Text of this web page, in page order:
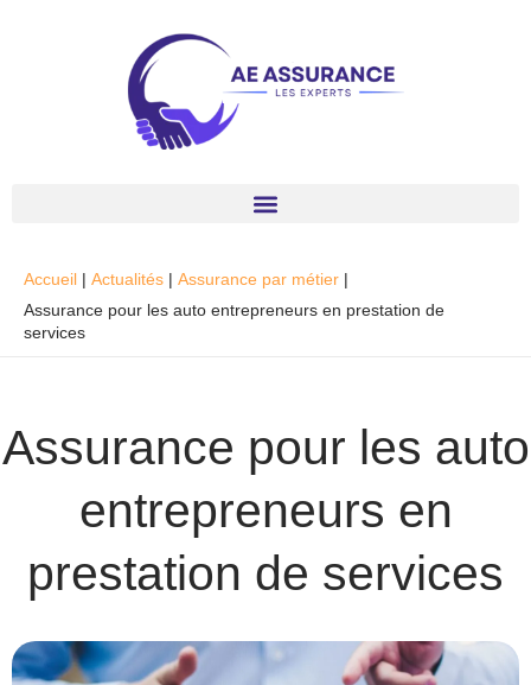
Accueil Actualités
Assurance par métier
Assurance pour les auto entrepreneurs en prestation de
services
Assurance pour les auto
entrepreneurs en
prestation de services